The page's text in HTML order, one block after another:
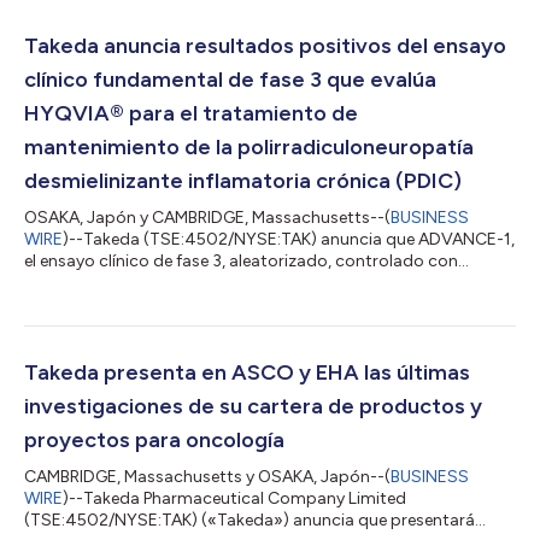
Takeda anuncia resultados positivos del ensayo
clínico fundamental de fase 3 que evalúa
HYQVIA® para el tratamiento de
mantenimiento de la polirradiculoneuropatía
desmielinizante inflamatoria crónica (PDIC)
OSAKA, Japón y CAMBRIDGE, Massachusetts--(BUSINESS
WIRE)--Takeda (TSE:4502/NYSE:TAK) anuncia que ADVANCE-1,
el ensayo clínico de fase 3, aleatorizado, controlado con
hialuronidasa humana recombinante] para el tratamiento de
inflamatoria crónica (PDIC), ha alcanzado su criterio de
valoración principal. Los datos iniciales muestran...
Takeda presenta en ASCO y EHA las últimas
investigaciones de su cartera de productos y
proyectos para oncología
CAMBRIDGE, Massachusetts y OSAKA, Japón--(BUSINESS
WIRE)--Takeda Pharmaceutical Company Limited
(TSE:4502/NYSE:TAK) («Takeda») anuncia que presentará